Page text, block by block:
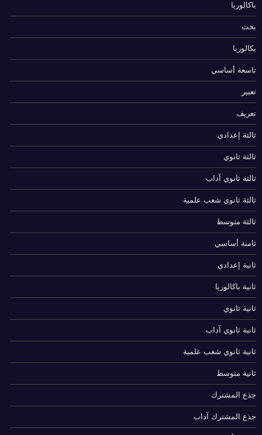
باكالوريا
بحث
بكالوريا
تاسعة أساسي
تعبير
تعريف
ثالثة إعدادي
ثالثة ثانوي
ثالثة ثانوي آداب
ثالثة ثانوي شعب علمية
ثالثة متوسط
ثامنة أساسي
ثانية إعدادي
ثانية باكالوريا
ثانية ثانوي
ثانية ثانوي آداب
ثانية ثانوي شعب علمية
ثانية متوسط
جذع المشترك
جذع المشترك آداب